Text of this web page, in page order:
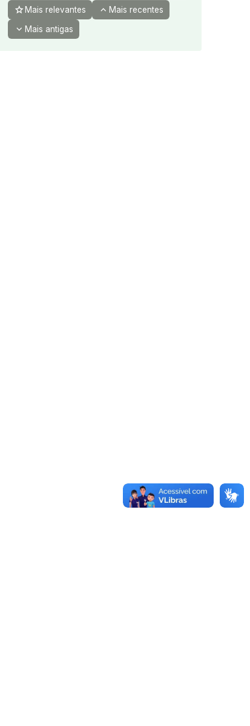
star Mais relevantes expand_less Mais recentes
expand_more Mais antigas